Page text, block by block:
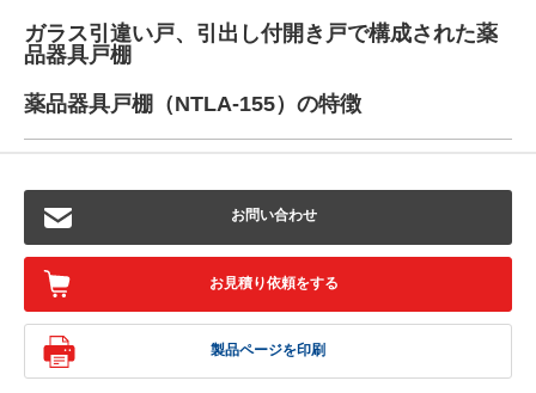
ガラス引違い戸、引出し付開き戸で構成された薬
品器具戸棚
薬品器具戸棚（NTLA-155）の特徴
お問い合わせ
お見積り依頼をする
製品ページを印刷